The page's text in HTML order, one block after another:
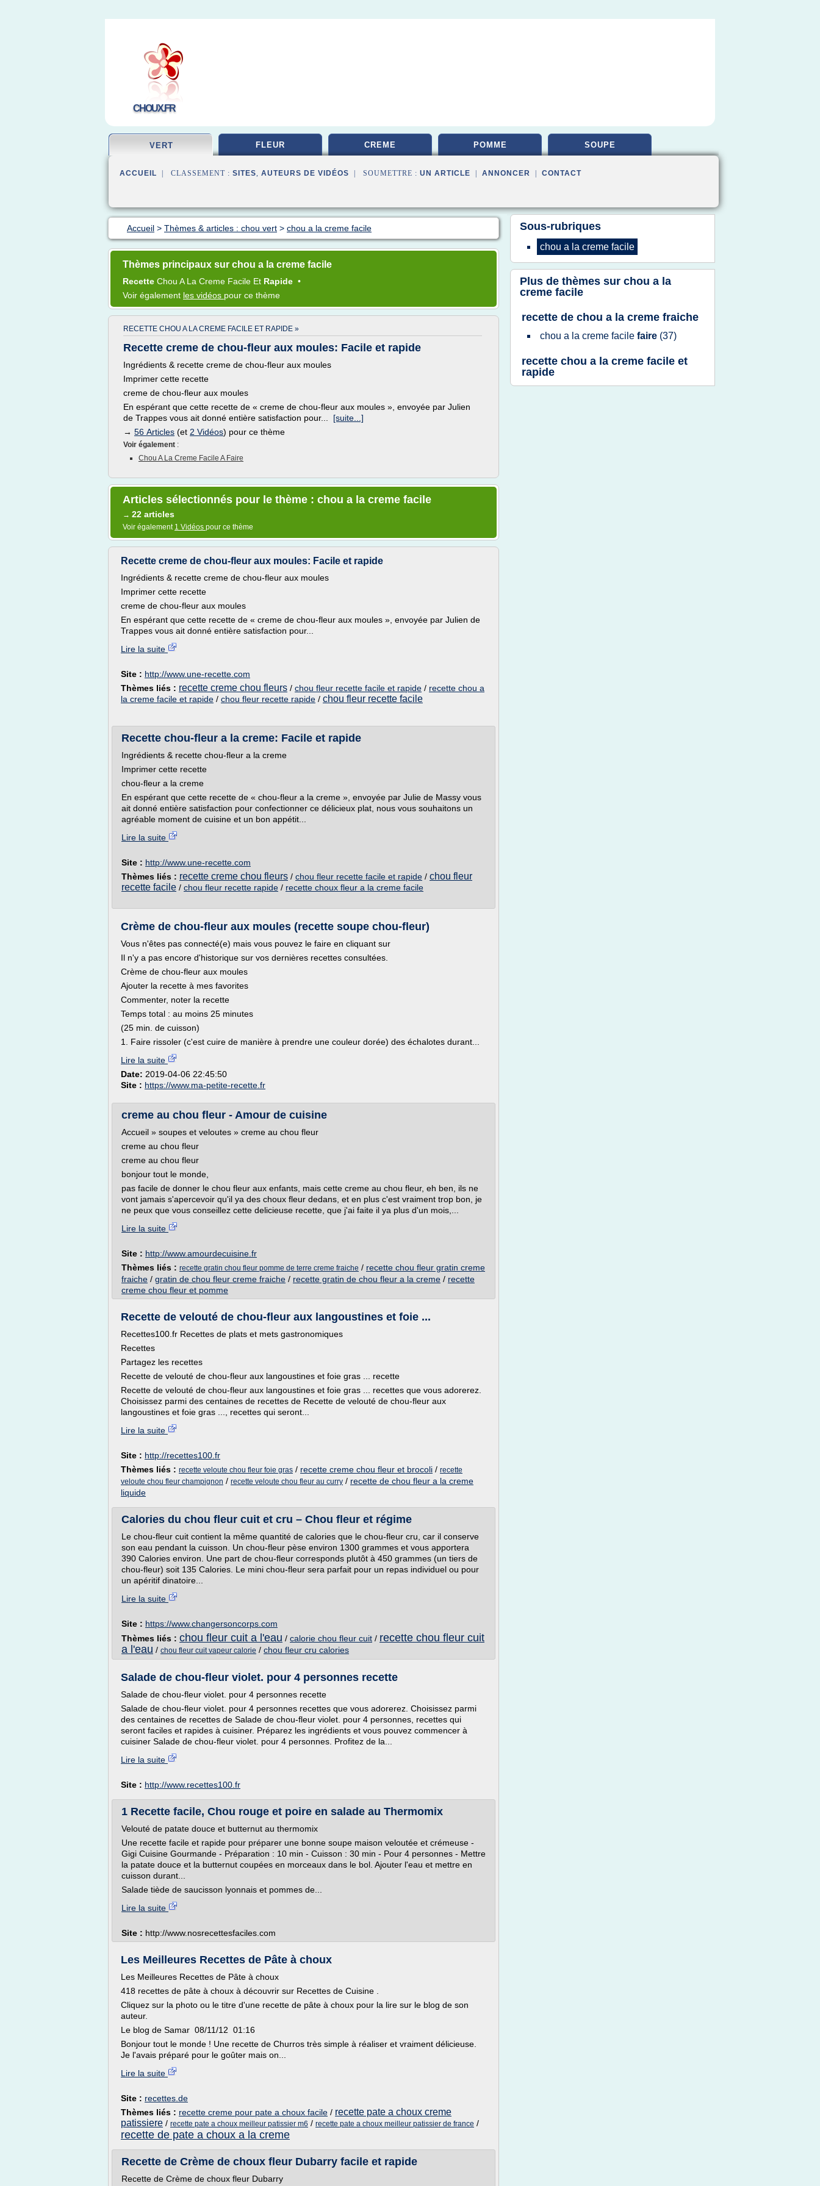
CHOUX.FR
VERT FLEUR CREME POMME SOUPE
ACCUEIL | CLASSEMENT : SITES, AUTEURS DE VIDÉOS | SOUMETTRE : UN ARTICLE ANNONCER CONTACT
Accueil > Thèmes & articles : chou vert > chou a la creme facile
Thèmes principaux sur chou a la creme facile
Recette Chou A La Creme Facile Et Rapide •
Voir également les vidéos pour ce thème
RECETTE CHOU A LA CREME FACILE ET RAPIDE »
Recette creme de chou-fleur aux moules: Facile et rapide
Ingrédients & recette creme de chou-fleur aux moules
Imprimer cette recette
creme de chou-fleur aux moules
En espérant que cette recette de « creme de chou-fleur aux moules », envoyée par Julien
de Trappes vous ait donné entière satisfaction pour... [suite...]
→ 56 Articles (et 2 Vidéos) pour ce thème
Voir également :
Chou A La Creme Facile A Faire
Articles sélectionnés pour le thème : chou a la creme facile
→ 22 articles
Voir également 1 Vidéos pour ce thème
Recette creme de chou-fleur aux moules: Facile et rapide
Ingrédients & recette creme de chou-fleur aux moules
Imprimer cette recette
creme de chou-fleur aux moules
En espérant que cette recette de « creme de chou-fleur aux moules », envoyée par Julien de
Trappes vous ait donné entière satisfaction pour...
Lire la suite
Site : http://www.une-recette.com
Thèmes liés : recette creme chou fleurs / chou fleur recette facile et rapide / recette chou a
la creme facile et rapide / chou fleur recette rapide / chou fleur recette facile
Recette chou-fleur a la creme: Facile et rapide
Ingrédients & recette chou-fleur a la creme
Imprimer cette recette
chou-fleur a la creme
En espérant que cette recette de « chou-fleur a la creme », envoyée par Julie de Massy vous
ait donné entière satisfaction pour confectionner ce délicieux plat, nous vous souhaitons un
agréable moment de cuisine et un bon appétit...
Lire la suite
Site : http://www.une-recette.com
Thèmes liés : recette creme chou fleurs / chou fleur recette facile et rapide / chou fleur
recette facile / chou fleur recette rapide / recette choux fleur a la creme facile
Crème de chou-fleur aux moules (recette soupe chou-fleur)
Vous n'êtes pas connecté(e) mais vous pouvez le faire en cliquant sur
Il n'y a pas encore d'historique sur vos dernières recettes consultées.
Crème de chou-fleur aux moules
Ajouter la recette à mes favorites
Commenter, noter la recette
Temps total : au moins 25 minutes
(25 min. de cuisson)
1. Faire rissoler (c'est cuire de manière à prendre une couleur dorée) des échalotes durant...
Lire la suite
Date: 2019-04-06 22:45:50
Site : https://www.ma-petite-recette.fr
creme au chou fleur - Amour de cuisine
Accueil » soupes et veloutes » creme au chou fleur
creme au chou fleur
creme au chou fleur
bonjour tout le monde,
pas facile de donner le chou fleur aux enfants, mais cette creme au chou fleur, eh ben, ils ne
vont jamais s'apercevoir qu'il ya des choux fleur dedans, et en plus c'est vraiment trop bon, je
ne peux que vous conseillez cette delicieuse recette, que j'ai faite il ya plus d'un mois,...
Lire la suite
Site : http://www.amourdecuisine.fr
Thèmes liés : recette gratin chou fleur pomme de terre creme fraiche / recette chou fleur gratin creme
fraiche / gratin de chou fleur creme fraiche / recette gratin de chou fleur a la creme / recette
creme chou fleur et pomme
Recette de velouté de chou-fleur aux langoustines et foie ...
Recettes100.fr Recettes de plats et mets gastronomiques
Recettes
Partagez les recettes
Recette de velouté de chou-fleur aux langoustines et foie gras ... recette
Recette de velouté de chou-fleur aux langoustines et foie gras ... recettes que vous adorerez.
Choisissez parmi des centaines de recettes de Recette de velouté de chou-fleur aux
langoustines et foie gras ..., recettes qui seront...
Lire la suite
Site : http://recettes100.fr
Thèmes liés : recette veloute chou fleur foie gras / recette creme chou fleur et brocoli / recette
veloute chou fleur champignon / recette veloute chou fleur au curry / recette de chou fleur a la creme
liquide
Calories du chou fleur cuit et cru – Chou fleur et régime
Le chou-fleur cuit contient la même quantité de calories que le chou-fleur cru, car il conserve
son eau pendant la cuisson. Un chou-fleur pèse environ 1300 grammes et vous apportera
390 Calories environ. Une part de chou-fleur corresponds plutôt à 450 grammes (un tiers de
chou-fleur) soit 135 Calories. Le mini chou-fleur sera parfait pour un repas individuel ou pour
un apéritif dinatoire...
Lire la suite
Site : https://www.changersoncorps.com
Thèmes liés : chou fleur cuit a l'eau / calorie chou fleur cuit / recette chou fleur cuit
a l'eau / chou fleur cuit vapeur calorie / chou fleur cru calories
Salade de chou-fleur violet. pour 4 personnes recette
Salade de chou-fleur violet. pour 4 personnes recette
Salade de chou-fleur violet. pour 4 personnes recettes que vous adorerez. Choisissez parmi
des centaines de recettes de Salade de chou-fleur violet. pour 4 personnes, recettes qui
seront faciles et rapides à cuisiner. Préparez les ingrédients et vous pouvez commencer à
cuisiner Salade de chou-fleur violet. pour 4 personnes. Profitez de la...
Lire la suite
Site : http://www.recettes100.fr
1 Recette facile, Chou rouge et poire en salade au Thermomix
Velouté de patate douce et butternut au thermomix
Une recette facile et rapide pour préparer une bonne soupe maison veloutée et crémeuse -
Gigi Cuisine Gourmande - Préparation : 10 min - Cuisson : 30 min - Pour 4 personnes - Mettre
la patate douce et la butternut coupées en morceaux dans le bol. Ajouter l'eau et mettre en
cuisson durant...
Salade tiède de saucisson lyonnais et pommes de...
Lire la suite
Site : http://www.nosrecettesfaciles.com
Les Meilleures Recettes de Pâte à choux
Les Meilleures Recettes de Pâte à choux
418 recettes de pâte à choux à découvrir sur Recettes de Cuisine .
Cliquez sur la photo ou le titre d'une recette de pâte à choux pour la lire sur le blog de son
auteur.
Le blog de Samar 08/11/12 01:16
Bonjour tout le monde ! Une recette de Churros très simple à réaliser et vraiment délicieuse.
Je l'avais préparé pour le goûter mais on...
Lire la suite
Site : recettes.de
Thèmes liés : recette creme pour pate a choux facile / recette pate a choux creme
patissiere / recette pate a choux meilleur patissier m6 / recette pate a choux meilleur patissier de france /
recette de pate a choux a la creme
Recette de Crème de choux fleur Dubarry facile et rapide
Recette de Crème de choux fleur Dubarry
Sous-rubriques
chou a la creme facile
Plus de thèmes sur chou a la
creme facile
recette de chou a la creme fraiche
chou a la creme facile faire (37)
recette chou a la creme facile et
rapide